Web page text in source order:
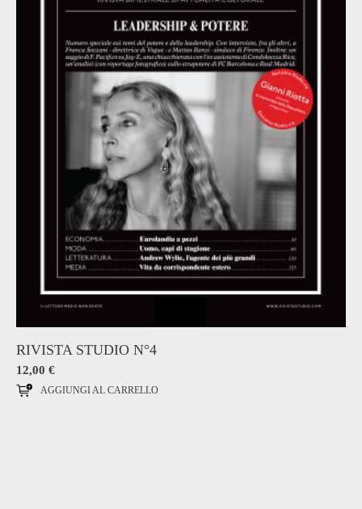
RIVISTA STUDIO N°4
12,00 €
AGGIUNGI AL CARRELLO